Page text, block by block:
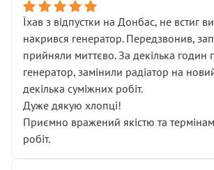
Їхав з відпустки на Донбас, не встиг
накрився генератор. Передзвонив,
прийняли миттєво. За декілька годин
генератор, замінили радіатор на
декілька суміжних робіт.
Дуже дякую хлопці!
Приємно вражений якістю та
робіт.